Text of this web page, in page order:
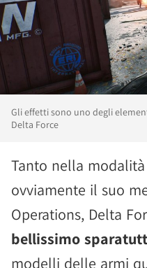
Gli effetti sono uno degli
Delta Force
Tanto nella
ovviamente il suo
Operations, Delta
bellissimo
modelli delle armi